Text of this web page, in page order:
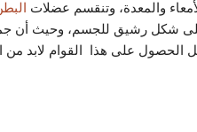
والمعدة، وتنقسم عضلات
شكل رشيق للجسم، وحيث أن
على هذا القوام لابد من